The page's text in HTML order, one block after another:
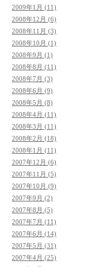
2009年1月 (11)
2008年12月 (6)
2008年11月 (3)
2008年10月 (1)
2008年9月 (1)
2008年8月 (11)
2008年7月 (3)
2008年6月 (9)
2008年5月 (8)
2008年4月 (11)
2008年3月 (11)
2008年2月 (18)
2008年1月 (11)
2007年12月 (6)
2007年11月 (5)
2007年10月 (9)
2007年9月 (2)
2007年8月 (5)
2007年7月 (11)
2007年6月 (14)
2007年5月 (31)
2007年4月 (25)